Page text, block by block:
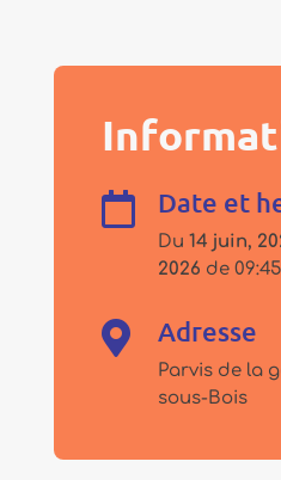
 Date et
Du 14 juin,
2026 de 09:45
 Adresse
Parvis de la
sous-Bois